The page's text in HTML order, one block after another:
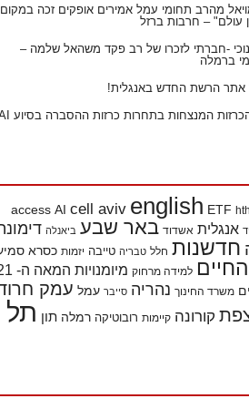
מהרב תחומי עמל אמירים אופקים זכה במקום
עולם" – חרבות ברזל
-חברתי לזכרו של רב פקד משהאל שלמה –
ברמלה
אתר הרשת החדש באנגלית!
קבלו את הכרזות המנצחות בתחרות כרזות ההסברה בסיוע AI
access AI cell aviv english ETF hth
אנגלית אשדוד באר שבע ביאנלה דימונה
חדשנות חלל טבריה טייבה יזמות כסרא סמיע
למידה מרחוק מיומנויות המאה ה- 21
משרד החינוך נהריה סייבר עמל עמק חרוד
קורונה קיימות רובוטיקה רמלה תון
תל